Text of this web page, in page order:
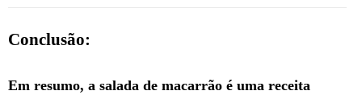
Conclusão:
Em resumo, a salada de macarrão é uma receita